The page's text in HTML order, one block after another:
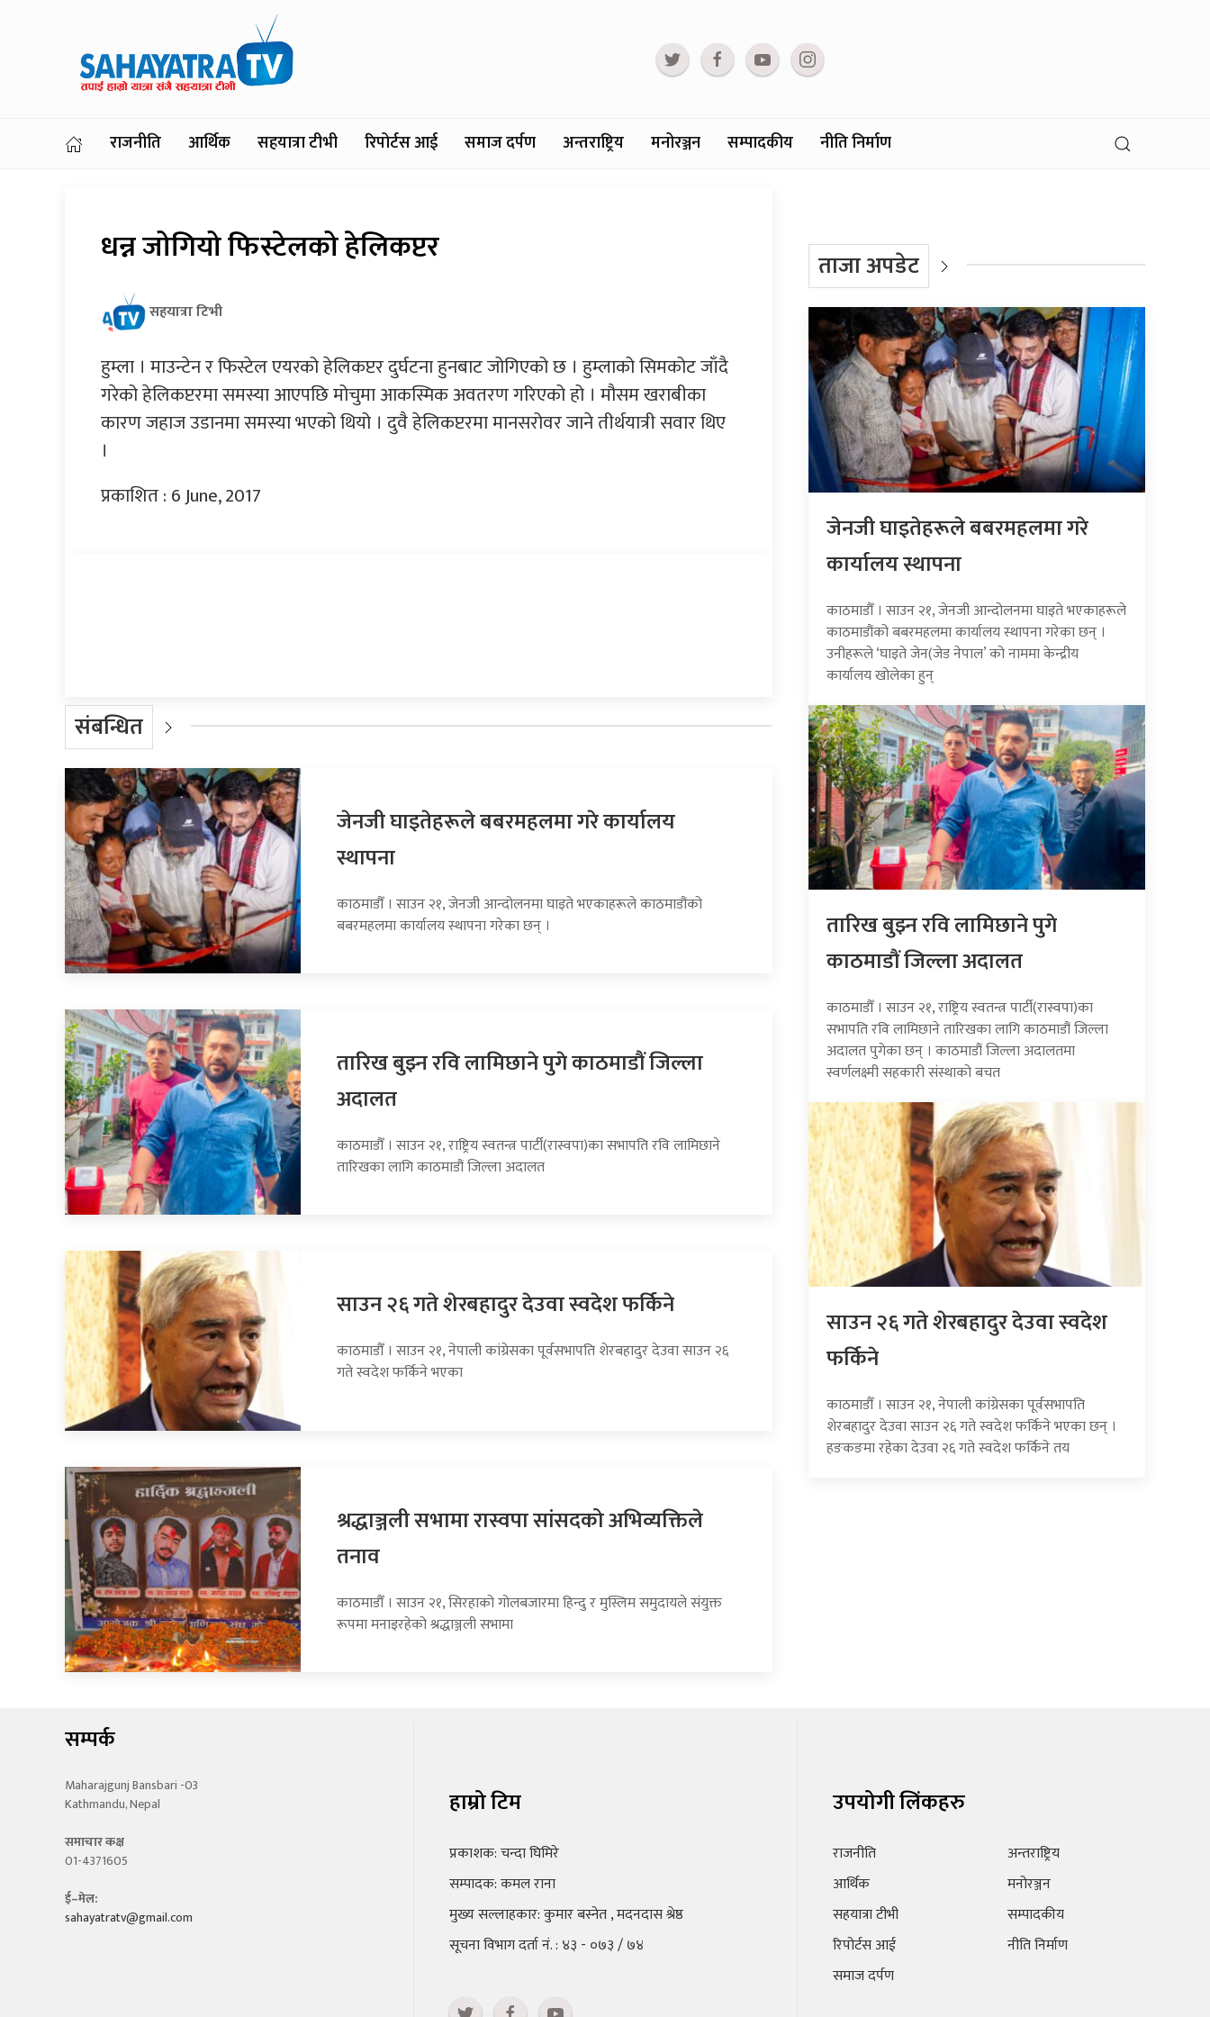
राजनीति आर्थिक सहयात्रा टीभी रिपोर्टस आई समाज दर्पण अन्तराष्ट्रिय मनोरञ्जन सम्पादकीय नीति निर्माण
धन्न जोगियो फिस्टेलको हेलिकप्टर
सहयात्रा टिभी
हुम्ला । माउन्टेन र फिस्टेल एयरको हेलिकप्टर दुर्घटना हुनबाट जोगिएको छ । हुम्लाको सिमकोट जाँदै
गरेको हेलिकप्टरमा समस्या आएपछि मोचुमा आकस्मिक अवतरण गरिएको हो । मौसम खराबीका
कारण जहाज उडानमा समस्या भएको थियो । दुवै हेलिकप्टरमा मानसरोवर जाने तीर्थयात्री सवार थिए
।
प्रकाशित : 6 June, 2017
संबन्धित
जेनजी घाइतेहरूले बबरमहलमा गरे कार्यालय
स्थापना
काठमाडौँ । साउन २१, जेनजी आन्दोलनमा घाइते भएकाहरूले काठमाडौंको
बबरमहलमा कार्यालय स्थापना गरेका छन् ।
तारिख बुझ्न रवि लामिछाने पुगे काठमाडौं जिल्ला
अदालत
काठमाडौँ । साउन २१, राष्ट्रिय स्वतन्त्र पार्टी(रास्वपा)का सभापति रवि लामिछाने
तारिखका लागि काठमाडौं जिल्ला अदालत
साउन २६ गते शेरबहादुर देउवा स्वदेश फर्किने
काठमाडौँ । साउन २१, नेपाली कांग्रेसका पूर्वसभापति शेरबहादुर देउवा साउन २६
गते स्वदेश फर्किने भएका
श्रद्धाञ्जली सभामा रास्वपा सांसदको अभिव्यक्तिले
तनाव
काठमाडौँ । साउन २१, सिरहाको गोलबजारमा हिन्दु र मुस्लिम समुदायले संयुक्त
रूपमा मनाइरहेको श्रद्धाञ्जली सभामा
ताजा अपडेट
जेनजी घाइतेहरूले बबरमहलमा गरे
कार्यालय स्थापना
काठमाडौँ । साउन २१, जेनजी आन्दोलनमा घाइते भएकाहरूले
काठमाडौंको बबरमहलमा कार्यालय स्थापना गरेका छन् ।
उनीहरूले ‘घाइते जेन(जेड नेपाल’ को नाममा केन्द्रीय
कार्यालय खोलेका हुन्
तारिख बुझ्न रवि लामिछाने पुगे
काठमाडौं जिल्ला अदालत
काठमाडौँ । साउन २१, राष्ट्रिय स्वतन्त्र पार्टी(रास्वपा)का
सभापति रवि लामिछाने तारिखका लागि काठमाडौं जिल्ला
अदालत पुगेका छन् । काठमाडौं जिल्ला अदालतमा
स्वर्णलक्ष्मी सहकारी संस्थाको बचत
साउन २६ गते शेरबहादुर देउवा स्वदेश
फर्किने
काठमाडौँ । साउन २१, नेपाली कांग्रेसका पूर्वसभापति
शेरबहादुर देउवा साउन २६ गते स्वदेश फर्किने भएका छन् ।
हङकङमा रहेका देउवा २६ गते स्वदेश फर्किने तय
सम्पर्क
Maharajgunj Bansbari -03
Kathmandu, Nepal
समाचार कक्ष
01-4371605
ई–मेल:
sahayatratv@gmail.com
हाम्रो टिम
प्रकाशक: चन्दा घिमिरे
सम्पादक: कमल राना
मुख्य सल्लाहकार: कुमार बस्नेत , मदनदास श्रेष्ठ
सूचना विभाग दर्ता नं. : ४३ - ०७३ / ७४
उपयोगी लिंकहरु
राजनीति
आर्थिक
सहयात्रा टीभी
रिपोर्टस आई
समाज दर्पण
अन्तराष्ट्रिय
मनोरञ्जन
सम्पादकीय
नीति निर्माण